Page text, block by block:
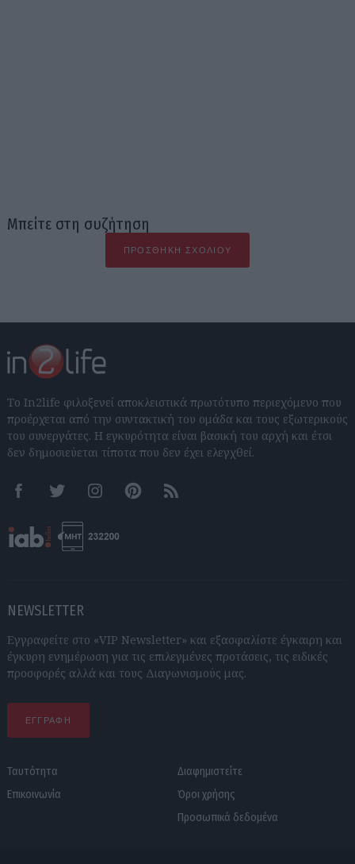
Μπείτε στη συζήτηση
ΠΡΟΣΘΉΚΗ ΣΧΟΛΊΟΥ
Το In2life φιλοξενεί αποκλειστικά πρωτότυπο περιεχόμενο που
προέρχεται από την συντακτική του ομάδα και τους εξωτερικούς
του συνεργάτες. Η εγκυρότητα είναι βασική του αρχή και έτσι
δεν δημοσιεύεται τίποτα που δεν έχει ελεγχθεί.
FacebookTwitter InstagramPinterestRSS feeds
NEWSLETTER
Εγγραφείτε στο «VIP Newsletter» και εξασφαλίστε έγκαιρη και
έγκυρη ενημέρωση για τις επιλεγμένες προτάσεις, τις ειδικές
προσφορές αλλά και τους Διαγωνισμούς μας.
ΕΓΓΡΑΦΗ
Ταυτότητα
Επικοινωνία
Διαφημιστείτε
Όροι χρήσης
Προσωπικά δεδομένα